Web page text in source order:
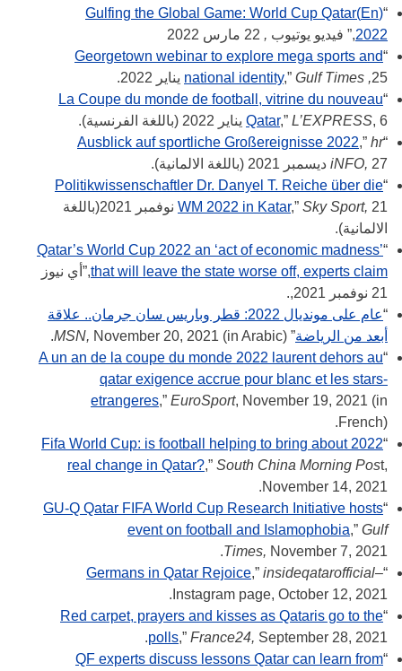
“
(En)Gulfing the Global Game: World Cup Qatar
2022,” فيديو يوتيوب , 22 مارس 2022
“
Georgetown webinar to explore mega sports and
national identity,” Gulf Times ,25 يناير 2022.
“
La Coupe du monde de football, vitrine du nouveau
Qatar,” L’EXPRESS, 6 يناير 2022 (باللغة الفرنسية).
“
Ausblick auf sportliche Großereignisse 2022,” hr
iNFO, 27 ديسمبر 2021 (باللغة الالمانية).
“
Politikwissenschaftler Dr. Danyel T. Reiche über die
WM 2022 in Katar,” Sky Sport,
21 نوفمبر 2021(باللغة
الالمانية).
“
Qatar’s World Cup 2022 an ‘act of economic madness’
that will leave the state worse off, experts claim,”أي نيوز
21 نوفمبر 2021,.
“
عام على مونديال 2022: قطر وباريس سان جرمان.. علاقة
أبعد من الرياضة”
MSN, November 20, 2021 (in Arabic).
“
A un an de la coupe du monde 2022 laurent dehors au
qatar exigence accrue pour blanc et les stars-
etrangeres,” EuroSport, November 19, 2021 (in
French).
“
2022 Fifa World Cup: is football helping to bring about
real change in Qatar?,” South China Morning Post,
November 14, 2021.
“
GU-Q Qatar FIFA World Cup Research Initiative hosts
event on football and Islamophobia,” Gulf
Times, November 7, 2021.
“
Germans in Qatar Rejoice,” insideqatarofficial–
Instagram page, October 12, 2021.
“
Red carpet, prayers and kisses as Qataris go to the
polls,” France24, September 28, 2021.
“
QF experts discuss lessons Qatar can learn from